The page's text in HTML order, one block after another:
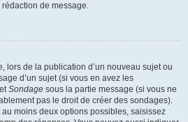
de message.
lors de la publication d’un nouveau sujet ou
d’un sujet (si vous en avez les
Sondage sous la partie message (si vous ne
pas le droit de créer des sondages).
moins deux options possibles, saisissez